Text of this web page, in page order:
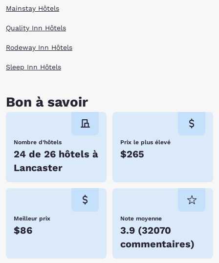
Mainstay Hôtels
Quality Inn Hôtels
Rodeway Inn Hôtels
Sleep Inn Hôtels
Bon à savoir
Nombre d’hôtels
24 de 26 hôtels à
Lancaster
Prix le plus élevé
$265
Meilleur prix
$86
Note moyenne
3.9 (32070
commentaires)